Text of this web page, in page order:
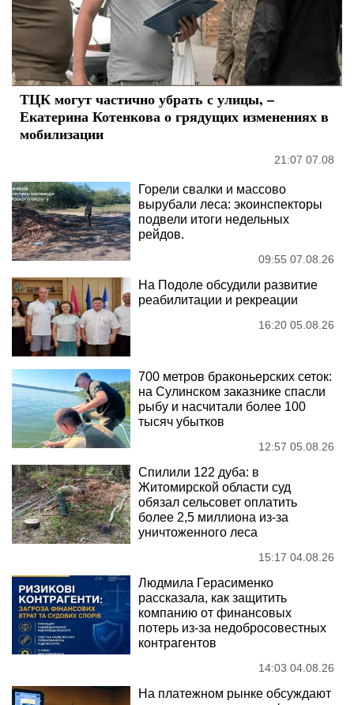
ТЦК могут частично убрать с улицы, –
Екатерина Котенкова о грядущих изменениях в
мобилизации
21:07 07.08
Горели свалки и массово
вырубали леса: экоинспекторы
подвели итоги недельных
рейдов.
09:55 07.08.26
На Подоле обсудили развитие
реабилитации и рекреации
16:20 05.08.26
700 метров браконьерских сеток:
на Сулинском заказнике спасли
рыбу и насчитали более 100
тысяч убытков
12:57 05.08.26
Спилили 122 дуба: в
Житомирской области суд
обязал сельсовет оплатить
более 2,5 миллиона из-за
уничтоженного леса
15:17 04.08.26
Людмила Герасименко
рассказала, как защитить
компанию от финансовых
потерь из-за недобросовестных
контрагентов
14:03 04.08.26
На платежном рынке обсуждают